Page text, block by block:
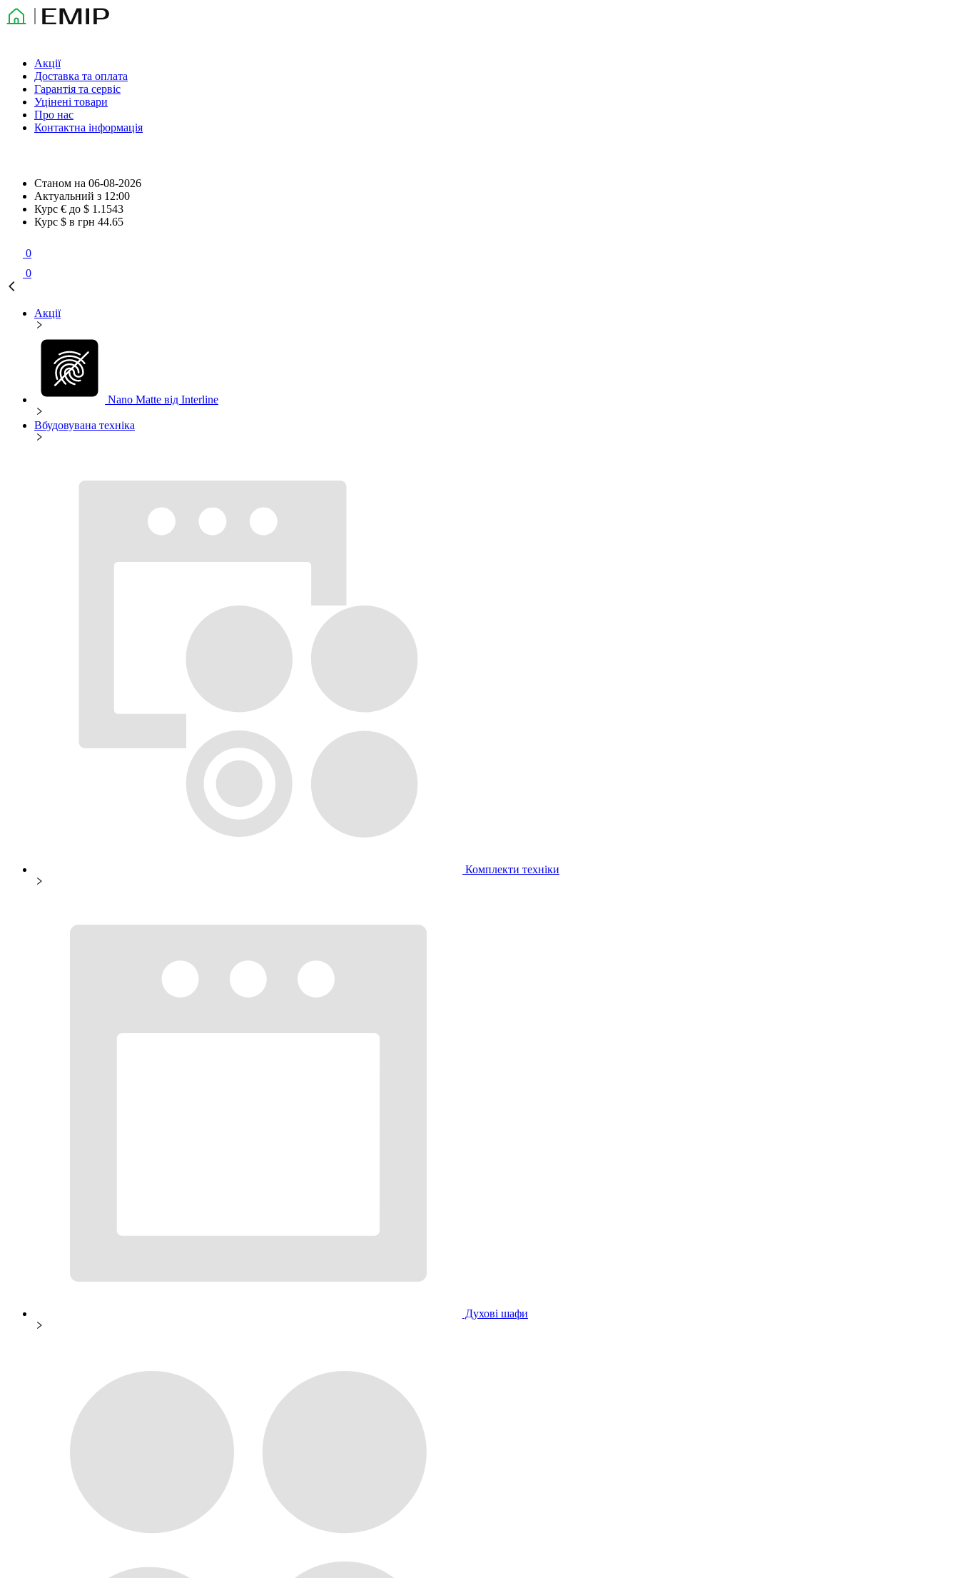
Акції
Доставка та оплата
Гарантія та сервіс
Уцінені товари
Про нас
Контактна інформація
Станом на 06-08-2026
Актуальний з 12:00
Курс € до $ 1.1543
Курс $ в грн 44.65
0
0
Акції
Nano Matte від Interline
Вбудовувана техніка
Комплекти техніки
Духові шафи